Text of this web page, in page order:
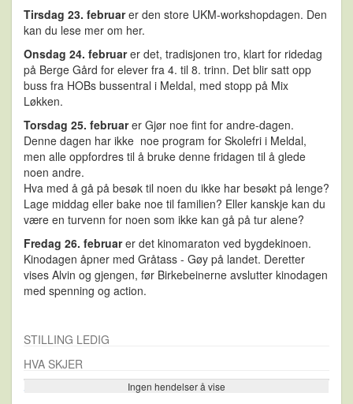
Tirsdag 23. februarer den store UKM-workshopdagen. Den
kan du lese mer om her.
Onsdag 24. februarer det, tradisjonen tro, klart for ridedag
på Berge Gård for elever fra 4. til 8. trinn. Det blir satt opp
buss fra HOBs bussentral i Meldal, med stopp på Mix
Løkken.
Torsdag 25. februarer Gjør noe fint for andre-dagen.
Denne dagen har ikke noe program for Skolefri i Meldal,
men alle oppfordres til å bruke denne fridagen til å glede
noen andre.
Hva med å gå på besøk til noen du ikke har besøkt på lenge?
Lage middag eller bake noe til familien? Eller kanskje kan du
være en turvenn for noen som ikke kan gå på tur alene?
Fredag 26. februarer det kinomaraton ved bygdekinoen.
Kinodagen åpner med Gråtass - Gøy på landet. Deretter
vises Alvin og gjengen, før Birkebeinerne avslutter kinodagen
med spenning og action.
STILLING LEDIG
HVA SKJER
Ingen hendelser å vise
Se flere…